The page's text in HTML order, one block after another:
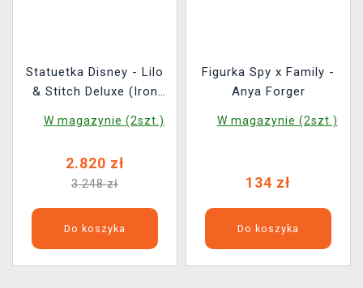
Statuetka Disney - Lilo
& Stitch Deluxe (Iron
W magazynie (2szt.)
2.820 zł
3.248 zł
Do koszyka
Figurka Spy x Family -
Anya Forger
W magazynie (2szt.)
134 zł
Do koszyka